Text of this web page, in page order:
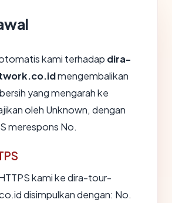
kami terhadap dira-
mengembalikan
yang mengarah ke
oleh Unknown, dengan
merespons No.
kami ke dira-tour-
disimpulkan dengan: No.